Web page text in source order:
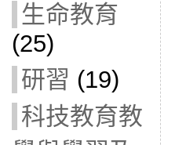
生命教育
(25)
研習 (19)
科技教育教